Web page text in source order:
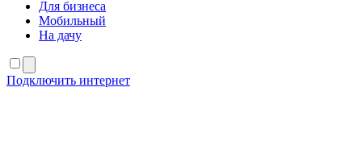
Для бизнеса
Мобильный
На дачу
Подключить интернет